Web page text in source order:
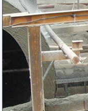
聂**
冯**
李**